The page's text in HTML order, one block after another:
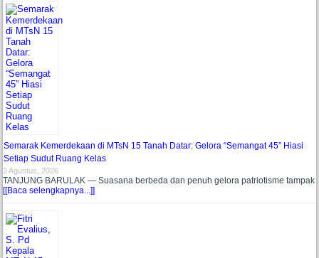
Semarak Kemerdekaan di MTsN 15 Tanah Datar: Gelora “Semangat 45” Hiasi
Setiap Sudut Ruang Kelas
3 Agustus, 2026
TANJUNG BARULAK — Suasana berbeda dan penuh gelora patriotisme tampak
[[Baca selengkapnya...]]